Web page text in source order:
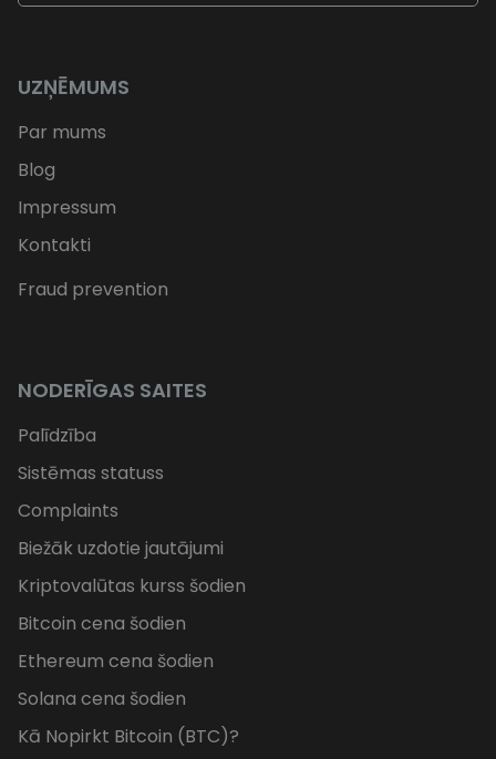
UZŅĒMUMS
Par mums
Blog
Impressum
Kontakti
Fraud prevention
NODERĪGAS SAITES
Palīdzība
Sistēmas statuss
Complaints
Biežāk uzdotie jautājumi
Kriptovalūtas kurss šodien
Bitcoin cena šodien
Ethereum cena šodien
Solana cena šodien
Kā Nopirkt Bitcoin (BTC)?